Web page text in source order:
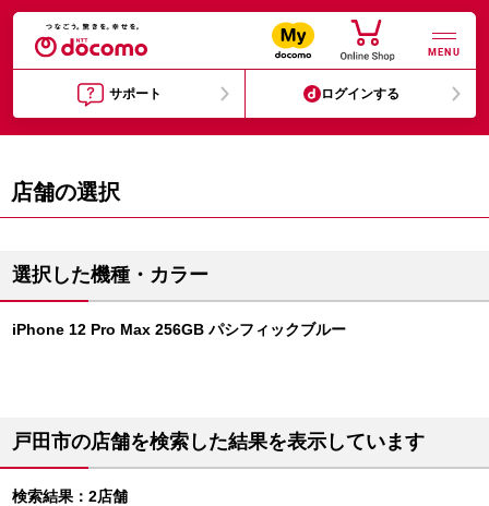
MENU
サポート ログインする
店舗の選択
選択した機種・カラー
iPhone 12 Pro Max 256GB パシフィックブルー
戸田市の店舗を検索した結果を表示しています
検索結果：2店舗